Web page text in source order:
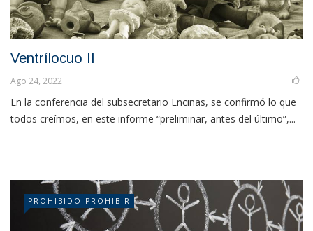
Ventrílocuo II
Ago 24, 2022
En la conferencia del subsecretario Encinas, se confirmó lo que
todos creímos, en este informe “preliminar, antes del último”,...
PROHIBIDO PROHIBIR